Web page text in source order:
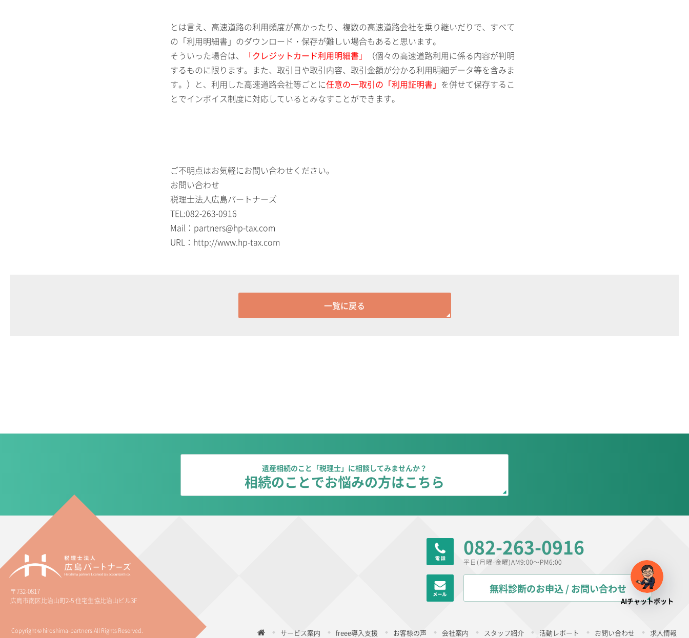
とは言え、高速道路の利用頻度が高かったり、複数の高速道路会社を乗り継いだりで、すべて
の「利用明細書」のダウンロード・保存が難しい場合もあると思います。
そういった場合は、
「クレジットカード利用明細書 」
（個々の高速道路利用に係る内容が判明
するものに限ります。また、取引日や取引内容、取引金額が分かる利用明細データ等を含みま
す。）と、利用した高速道路会社等ごとに任意の一取引の「利用証明書」 を併せて保存するこ
とでインボイス制度に対応しているとみなすことができます。
ご不明点はお気軽にお問い合わせください。
お問い合わせ
税理士法人広島パートナーズ
TEL:082-263-0916
Mail：partners@hp-tax.com
URL：http://www.hp-tax.com
一覧に戻る
遺産相続のこと「税理士」に相談してみませんか？
相続のことでお悩みの方はこちら
082-263-0916
平日(月曜-金曜)AM9:00～PM6:00
無料診断のお申込 / お問い合わせ
サービス案内 freee導入支援 お客様の声 会社案内 スタッフ紹介 活動レポート お問い合わせ 求人情報
〒732-0817
広島市南区比治山町2-5 住宅生協比治山ビル3F
Copyright © hiroshima-partners.All Rights Reserved.
AIチャットボット